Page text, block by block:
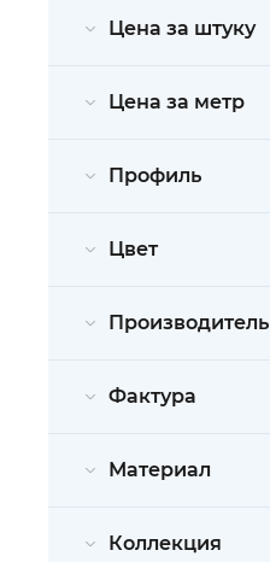
Цена за штуку
Цена за метр
Профиль
Цвет
Производитель
Фактура
Материал
Коллекция